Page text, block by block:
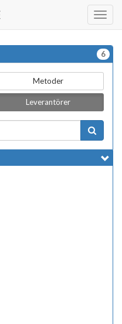
6
Metoder
Leverantörer